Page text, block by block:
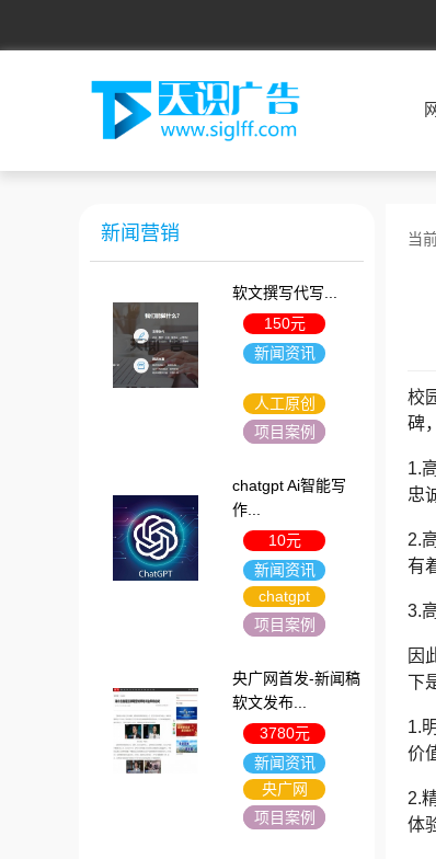
当
校
碑
1.
忠
2.
有
3.
因
下
1.
价
2.
体
新闻营销
软文撰写代写...
150元
新闻资讯
人工原创
项目案例
chatgpt Ai智能写
作...
10元
新闻资讯
chatgpt
项目案例
央广网首发-新闻稿
软文发布...
3780元
新闻资讯
央广网
项目案例